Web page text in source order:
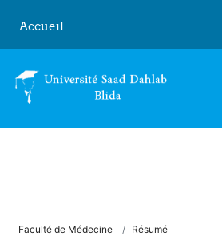
Accueil
Faculté de Médecine Résumé